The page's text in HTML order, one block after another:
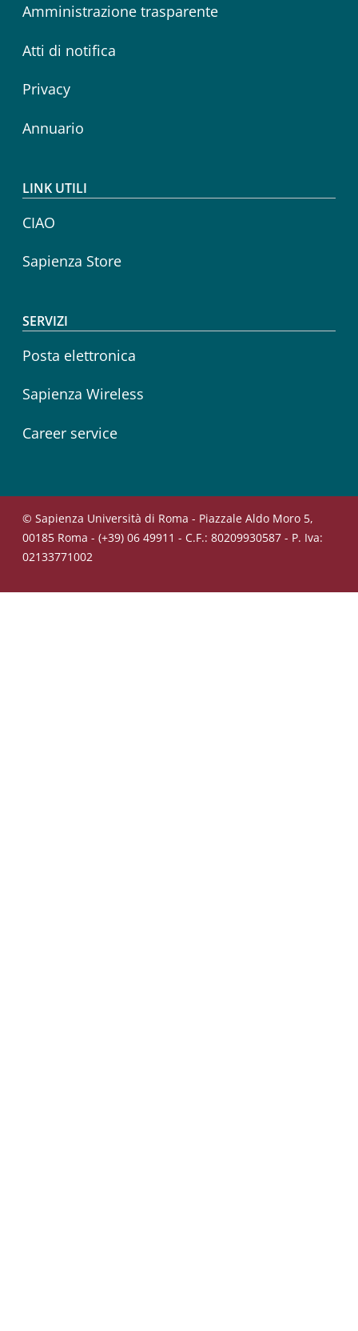
Amministrazione trasparente
Atti di notifica
Privacy
Annuario
LINK UTILI
CIAO
Sapienza Store
SERVIZI
Posta elettronica
Sapienza Wireless
Career service
© Sapienza Università di Roma - Piazzale Aldo Moro 5,
00185 Roma - (+39) 06 49911 - C.F.: 80209930587 - P. Iva:
02133771002